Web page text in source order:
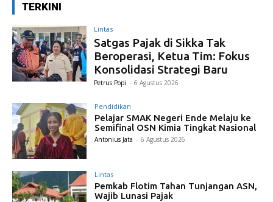
TERKINI
Lintas
Satgas Pajak di Sikka Tak
Beroperasi, Ketua Tim: Fokus
Konsolidasi Strategi Baru
Petrus Popi - 6 Agustus 2026
Pendidikan
Pelajar SMAK Negeri Ende Melaju ke
Semifinal OSN Kimia Tingkat Nasional
Antonius Jata - 6 Agustus 2026
Lintas
Pemkab Flotim Tahan Tunjangan ASN,
Wajib Lunasi Pajak